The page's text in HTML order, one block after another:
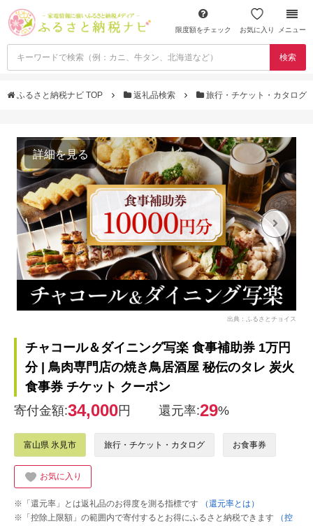
限度額をチェック お気に入り メニュー
検索
ふるさと納税ナビ TOP 返礼品検索 旅行・チケット・カタログ
詳細を見る
出典：ふるさとチョイス
チャコール＆ダイニング写楽 食事補助券 1万円
分 | 鳥肉専門店の焼き鳥居酒屋 秘伝のタレ 炭火
食事券 チケット クーポン
寄付金額:34,000円 還元率:29%
富山県 氷見市 旅行・チケット・カタログ お食事券
お気に入り
※「還元率」とは返礼品のお得度を測る指標です
（還元率とは）
※「控除上限額」の範囲内で寄付するとお得にふるさと納税できます
（控